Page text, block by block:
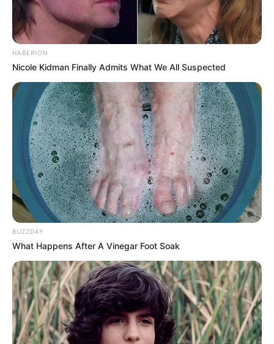
HABERION
Nicole Kidman Finally Admits What We All Suspected
BUZZDAY
What Happens After A Vinegar Foot Soak